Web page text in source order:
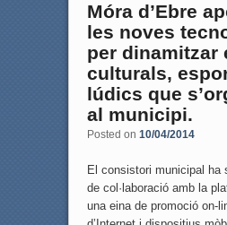
Móra d’Ebre
les noves
per dinamitzar
culturals,
lúdics que
al municipi.
Posted on 10/04/2014
El consistori municipal ha
de col·laboració amb la
una eina de promoció on-